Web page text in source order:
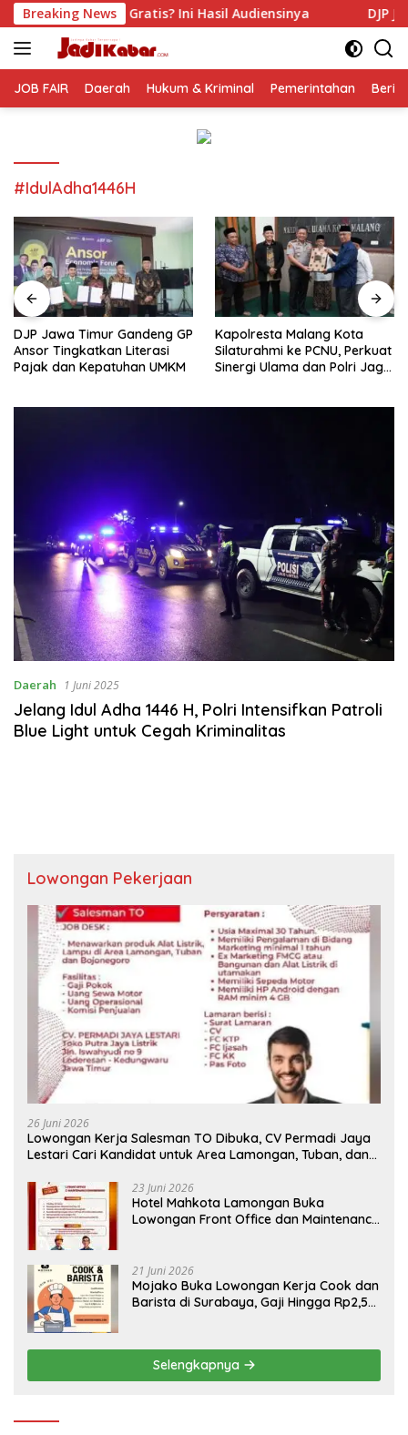
Langsung
ke
konten
Breaking News
Ini Hasil Audiensinya DJP Jawa Timur Gandeng
JOB FAIR Daerah Hukum & Kriminal Pemerintahan
#IdulAdha1446H
DJP Jawa Timur Gandeng GP
Ansor Tingkatkan Literasi
Pajak dan Kepatuhan UMKM
Kapolresta Malang Kota
Silaturahmi ke PCNU, Perkuat
Sinergi Ulama dan Polri Jaga
Daerah 1 Juni 2025
Jelang Idul Adha 1446 H, Polri Intensifkan Patroli
Blue Light untuk Cegah Kriminalitas
Lowongan Pekerjaan
26 Juni 2026
Lowongan Kerja Salesman TO Dibuka, CV Permadi Jaya
Lestari Cari Kandidat untuk Area Lamongan, Tuban, dan
23 Juni 2026
Hotel Mahkota Lamongan Buka
Lowongan Front Office dan Maintenance
21 Juni 2026
Mojako Buka Lowongan Kerja Cook dan
Barista di Surabaya, Gaji Hingga Rp2,5
Selengkapnya